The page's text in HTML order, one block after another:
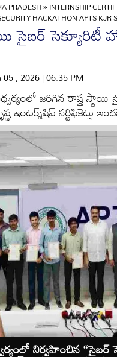
PRADESH»INTERNSHIP
HACKATHON APTS KJR
సైబర్ సెక్యూరిటీ
, 2026 | 06:35 PM
జరిగిన రాష్ట్ర స్థాయి
ఇంటర్న్‌షిప్ సర్టిఫికెట్లు
నిర్వహించిన